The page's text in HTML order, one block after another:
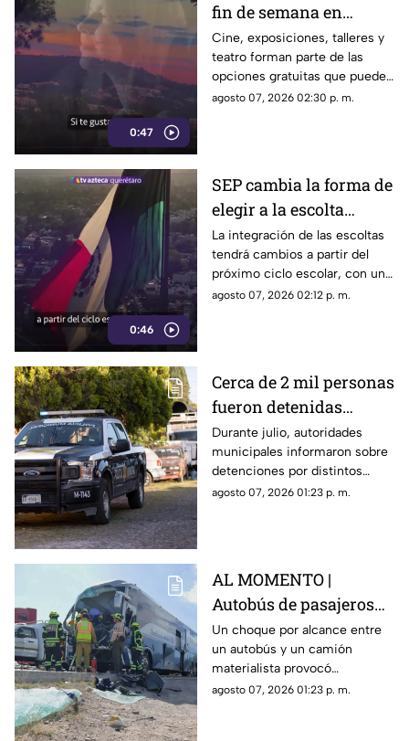
0:47
fin de semana en
Querétaro? No te
puedes perder estas
actividades
GRATUITAS
Cine, exposiciones, talleres y
teatro forman parte de las
opciones gratuitas que puedes
encontrar este fin de semana
agosto 07, 2026 02:30 p. m.
0:46
SEP cambia la forma de
elegir a la escolta
escolar para el ciclo
2026-2027
La integración de las escoltas
tendrá cambios a partir del
próximo ciclo escolar, con un
modelo que busca ampliar la
agosto 07, 2026 02:12 p. m.
Cerca de 2 mil personas
fueron detenidas
durante Julio en
Querétaro; estos fueron
los principales motivos
Durante julio, autoridades
municipales informaron sobre
detenciones por distintos
delitos y faltas administrativas.
agosto 07, 2026 01:23 p. m.
AL MOMENTO |
Autobús de pasajeros
sufr3 aparatoso choque
en la carretera 57
Un choque por alcance entre
un autobús y un camión
materialista provocó
afectaciones en la carretera
agosto 07, 2026 01:23 p. m.